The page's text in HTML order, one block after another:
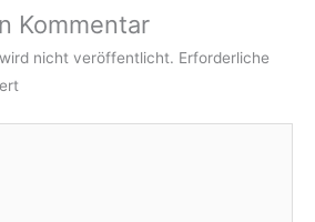
Kommentar
nicht veröffentlicht. Erforderliche